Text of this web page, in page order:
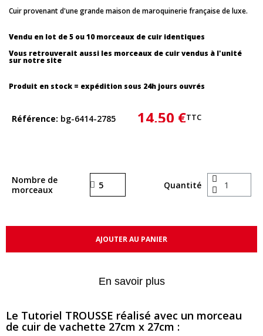
Cuir provenant d'une grande maison de maroquinerie française de luxe.
Vendu en lot de 5 ou 10 morceaux de cuir identiques
Vous retrouverait aussi les morceaux de cuir vendus à l'unité
sur notre site
Produit en stock = expédition sous 24h jours ouvrés
Référence bg-6414-2785 14,50 €TTC
Nombre de
morceaux
Quantité
AJOUTER AU PANIER
En savoir plus
Le Tutoriel TROUSSE réalisé avec un morceau
de cuir de vachette 27cm x 27cm :